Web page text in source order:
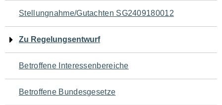
Navigation
für
den
Seiteninhalt
Stellungnahme/Gutachten SG2409180012
Zu Regelungsentwurf
Betroffene Interessenbereiche
Betroffene Bundesgesetze